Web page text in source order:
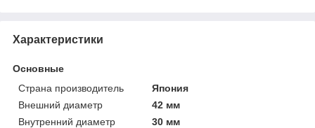
Характеристики
Основные
Страна производитель
Япония
Внешний диаметр
42 мм
Внутренний диаметр
30 мм